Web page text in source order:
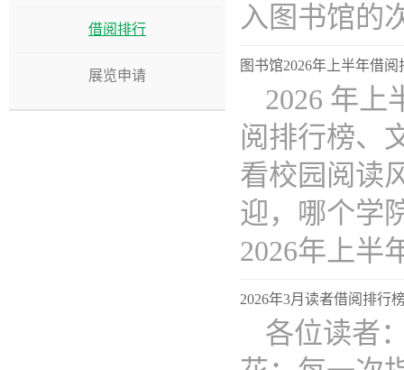
借阅排行
展览申请
入图书馆的
图书馆2026年上半年借阅
2026 年上
阅排行榜、
看校园阅读
迎，哪个学
2026年上半
2026年3月读者借阅排行
各位读者